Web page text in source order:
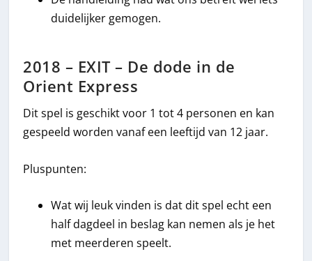
duidelijker gemogen.
2018 – EXIT – De dode in de
Orient Express
Dit spel is geschikt voor 1 tot 4 personen en kan
gespeeld worden vanaf een leeftijd van 12 jaar.
Pluspunten:
Wat wij leuk vinden is dat dit spel echt een
half dagdeel in beslag kan nemen als je het
met meerderen speelt.